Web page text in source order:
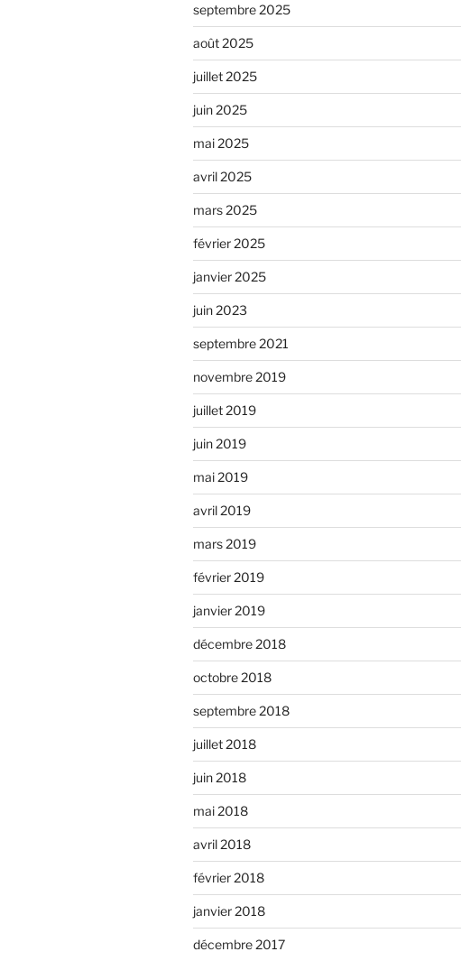
septembre 2025
août 2025
juillet 2025
juin 2025
mai 2025
avril 2025
mars 2025
février 2025
janvier 2025
juin 2023
septembre 2021
novembre 2019
juillet 2019
juin 2019
mai 2019
avril 2019
mars 2019
février 2019
janvier 2019
décembre 2018
octobre 2018
septembre 2018
juillet 2018
juin 2018
mai 2018
avril 2018
février 2018
janvier 2018
décembre 2017